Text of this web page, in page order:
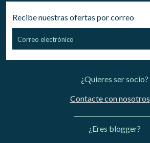
Recibe nuestras ofertas por correo
¿Quieres ser socio?
Contacte con nosotros
¿Eres blogger?